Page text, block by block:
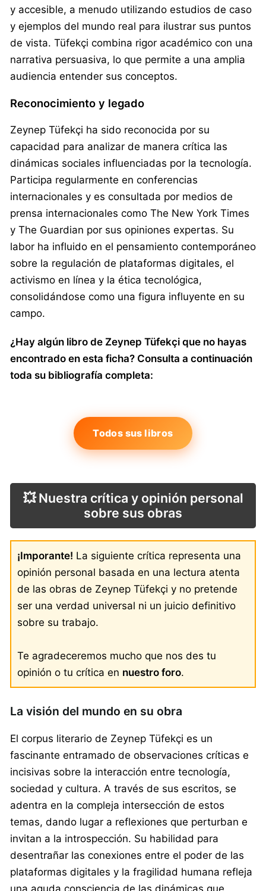
y accesible, a menudo utilizando estudios de caso
y ejemplos del mundo real para ilustrar sus puntos
de vista. Tüfekçi combina rigor académico con una
narrativa persuasiva, lo que permite a una amplia
audiencia entender sus conceptos.
Reconocimiento y legado
Zeynep Tüfekçi ha sido reconocida por su
capacidad para analizar de manera crítica las
dinámicas sociales influenciadas por la tecnología.
Participa regularmente en conferencias
internacionales y es consultada por medios de
prensa internacionales como The New York Times
y The Guardian por sus opiniones expertas. Su
labor ha influido en el pensamiento contemporáneo
sobre la regulación de plataformas digitales, el
activismo en línea y la ética tecnológica,
consolidándose como una figura influyente en su
campo.
¿Hay algún libro de Zeynep Tüfekçi que no hayas
encontrado en esta ficha? Consulta a continuación
toda su bibliografía completa:
Todos sus libros
💥 Nuestra crítica y opinión personal
sobre sus obras
¡Imporante! La siguiente crítica representa una
opinión personal basada en una lectura atenta
de las obras de Zeynep Tüfekçi y no pretende
ser una verdad universal ni un juicio definitivo
sobre su trabajo.
Te agradeceremos mucho que nos des tu
opinión o tu crítica en nuestro foro.
La visión del mundo en su obra
El corpus literario de Zeynep Tüfekçi es un
fascinante entramado de observaciones críticas e
incisivas sobre la interacción entre tecnología,
sociedad y cultura. A través de sus escritos, se
adentra en la compleja intersección de estos
temas, dando lugar a reflexiones que perturban e
invitan a la introspección. Su habilidad para
desentrañar las conexiones entre el poder de las
plataformas digitales y la fragilidad humana refleja
una aguda consciencia de las dinámicas que